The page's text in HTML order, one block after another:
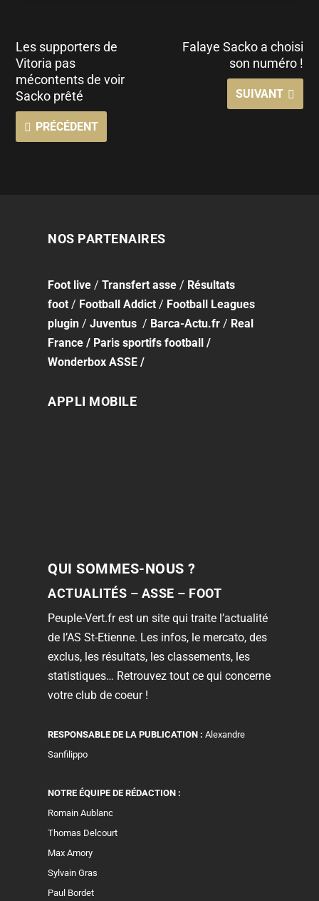
Les supporters de
Vitoria pas
mécontents de voir
Sacko prêté
PRÉCÉDENT
Falaye Sacko a choisi
son numéro !
SUIVANT
NOS PARTENAIRES
Foot live /Transfert asse / Résultats
foot / Football Addict / Football Leagues
plugin /Juventus / Barca-Actu.fr / Real
France / Paris sportifs football
/
Wonderbox ASSE /
APPLI MOBILE
QUI SOMMES-NOUS ?
ACTUALITÉS – ASSE – FOOT
Peuple-Vert.fr est un site qui traite l’actualité
de l’AS St-Etienne. Les infos, le mercato, des
exclus, les résultats, les classements, les
statistiques… Retrouvez tout ce qui concerne
votre club de coeur !
RESPONSABLE DE LA PUBLICATION : Alexandre
Sanfilippo
NOTRE ÉQUIPE DE RÉDACTION :
Romain Aublanc
Thomas Delcourt
Max Amory
Sylvain Gras
Paul Bordet